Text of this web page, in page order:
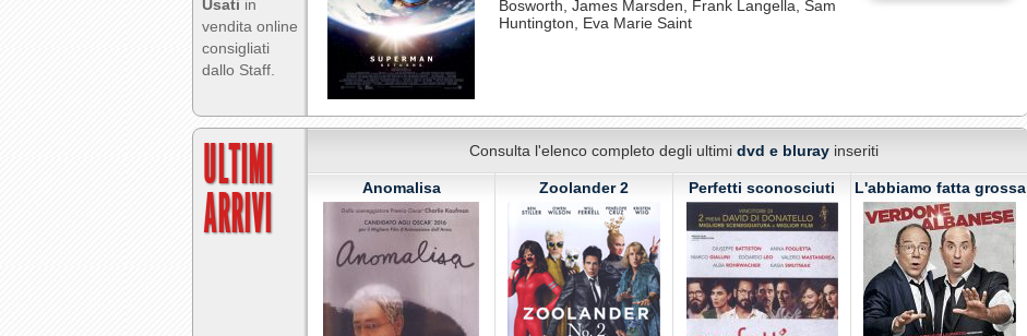
Usati in
vendita online
consigliati
dallo Staff.
Bosworth, James Marsden, Frank Langella, Sam
Huntington, Eva Marie Saint
ULTIMI
ARRIVI
Consulta l'elenco completo degli ultimi dvd e blurayinseriti
Anomalisa Zoolander 2 Perfetti sconosciuti L'abbiamo fatta grossa